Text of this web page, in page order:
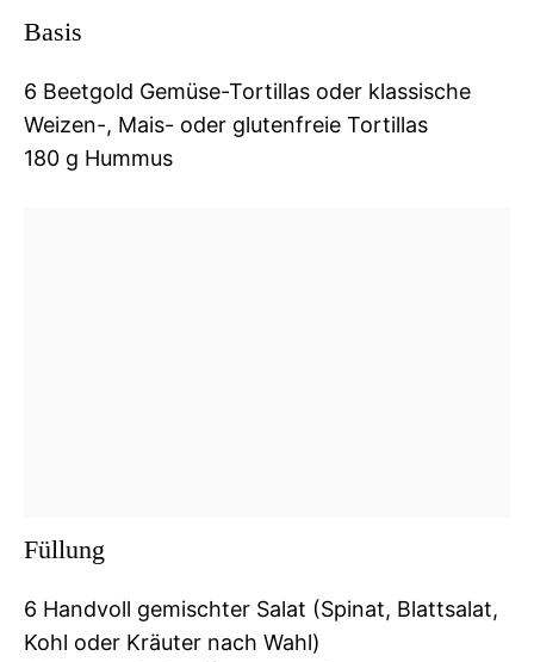
Basis
6 Beetgold Gemüse-Tortillas oder klassische
Weizen-, Mais- oder glutenfreie Tortillas
180 g Hummus
Füllung
6 Handvoll gemischter Salat (Spinat, Blattsalat,
Kohl oder Kräuter nach Wahl)